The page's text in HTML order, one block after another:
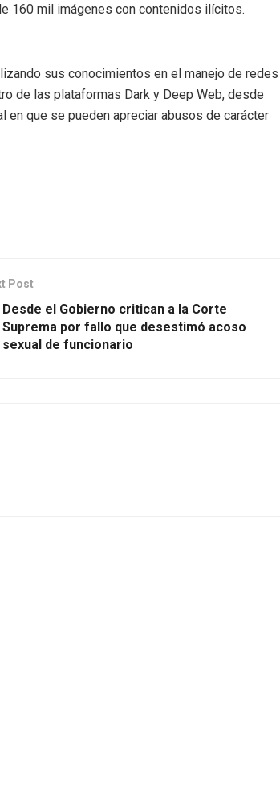
160 mil imágenes con contenidos ilícitos.
sus conocimientos en el manejo de redes
de las plataformas Dark y Deep Web, desde
en que se pueden apreciar abusos de carácter
Post
Desde el Gobierno critican a la Corte
Suprema por fallo que desestimó acoso
sexual de funcionario